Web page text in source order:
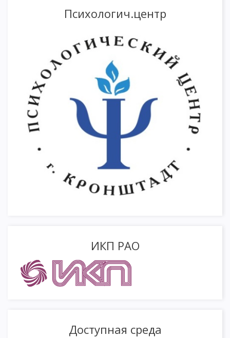
Психологич.центр
ИКП РАО
Доступная среда